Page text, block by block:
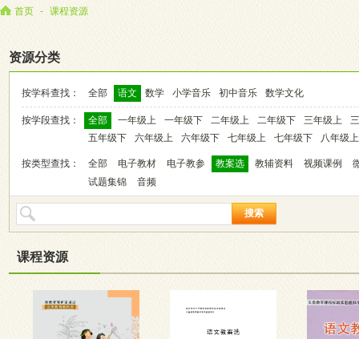
首页 - 课程资源
资源分类
按学科查找： 全部 语文 数学 小学音乐 初中音乐 数学文化
按学段查找： 全部 一年级上 一年级下 二年级上 二年级下 三年级上
五年级下
六年级上 六年级下 七年级上 七年级下 八年级上
按类型查找： 全部 电子教材 电子教参 教案选 教辅资料 视频课例
试题集锦
音频
搜索
课程资源